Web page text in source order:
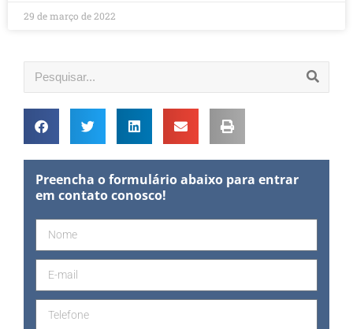
29 de março de 2022
Preencha o formulário abaixo para entrar
em contato conosco!